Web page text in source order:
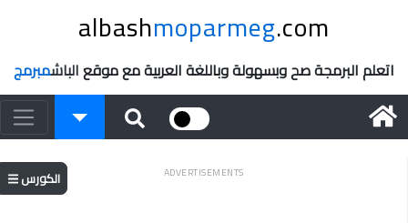
albashmoparmeg.com
اتعلم البرمجة صح وبسهولة وباللغة العربية مع موقعالباشمبرمج
الكورس ADVERTISEMENTS